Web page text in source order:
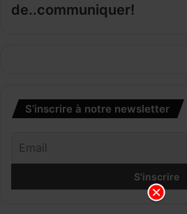
de..communiquer!
S’inscrire à notre newsletter